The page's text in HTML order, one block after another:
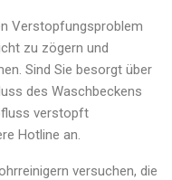
Verstopfungsproblem
zu zögern und
Sind Sie besorgt über
des Waschbeckens
verstopft
Hotline an.
versuchen, die